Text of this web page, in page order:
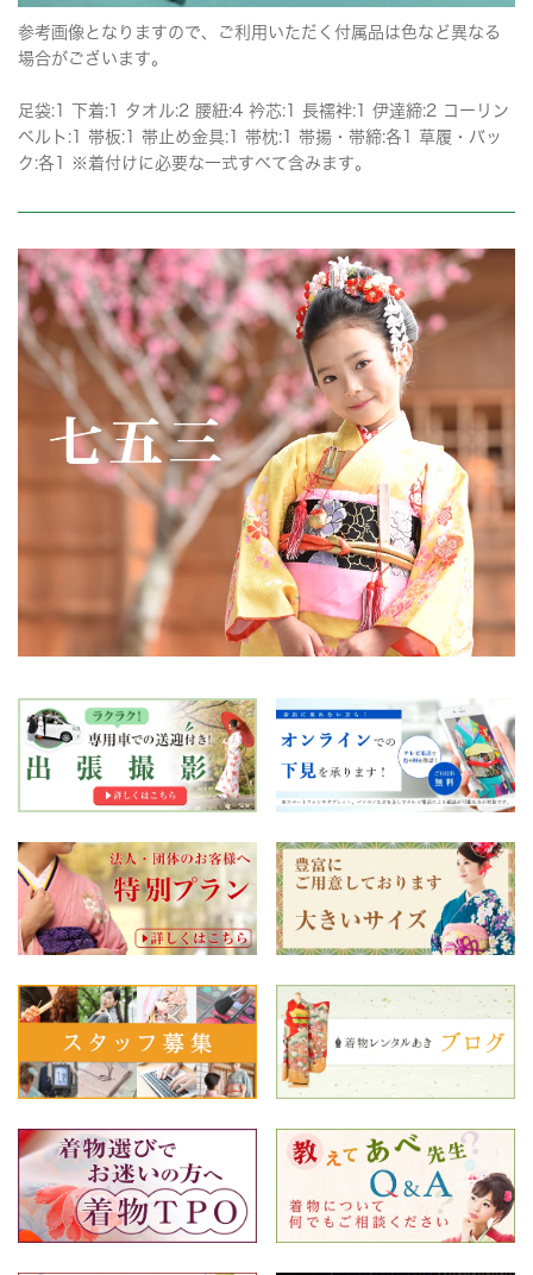
参考画像となりますので、ご利用いただく付属品は色など異なる
場合がございます。
足袋:1 下着:1 タオル:2 腰紐:4 衿芯:1 長襦袢:1 伊達締:2 コーリン
ベルト:1 帯板:1 帯止め金具:1 帯枕:1 帯揚・帯締:各1 草履・バッ
ク:各1 ※着付けに必要な一式すべて含みます。